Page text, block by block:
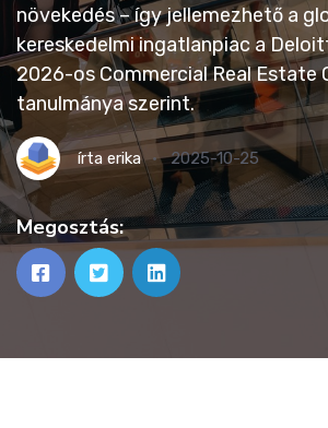
növekedés – így jellemezhető a
kereskedelmi ingatlanpiac a
2026-os Commercial Real Estate
tanulmánya szerint.
írta erika 2025-10-25
Megosztás: